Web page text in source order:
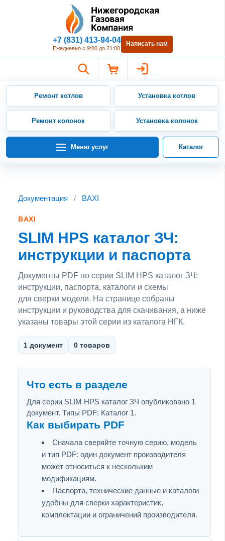
Нижегородская Газовая
+7 (831) 413-94-04
Ежедневно с 9:00 до 21:00
Написать нам
Ремонт котлов Установка котлов
Ремонт колонок Установка колонок
Меню услуг Каталог
Документация / BAXI
BAXI
SLIM HPS каталог ЗЧ:
инструкции и паспорта
Документы PDF по серии SLIM HPS каталог ЗЧ:
инструкции, паспорта, каталоги и схемы
для сверки модели. На странице собраны
инструкции и руководства для скачивания, а ниже
указаны товары этой серии из каталога НГК.
1 документ 0 товаров
Что есть в разделе
Для серии SLIM HPS каталог ЗЧ опубликовано 1
документ. Типы PDF: Каталог 1.
Как выбирать PDF
Сначала сверяйте точную серию, модель
и тип PDF: один документ производителя
может относиться к нескольким
модификациям.
Паспорта, технические данные и каталоги
удобны для сверки характеристик,
комплектации и ограничений производителя.